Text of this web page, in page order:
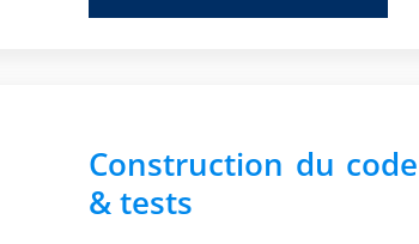
Construction du code
& tests